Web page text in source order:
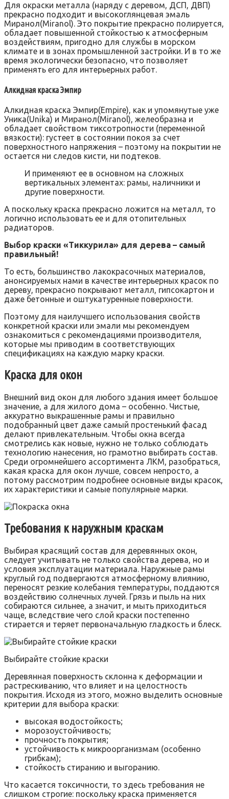
Для окраски металла (наряду с деревом, ДСП, ДВП)
прекрасно подходит и высокоглянцевая эмаль
Мирaнол(Miranol). Это покрытие прекрасно полируется,
обладает повышенной стойкостью к атмосферным
воздействиям, пригодно для службы в морском
климате и в зонах промышленной застройки. И в то же
время экологически безопасно, что позволяет
применять его для интерьерных работ.
Алкидная краска Эмпир
Алкидная краска Эмпир(Empire), как и упомянутые уже
Уника(Unika) и Миранол(Miranol), желеобразна и
обладает свойством тиксотропности (переменной
вязкости): густеет в состоянии покоя за счет
поверхностного напряжения – поэтому на покрытии не
остается ни следов кисти, ни подтеков.
И применяют ее в основном на сложных
вертикальных элементах: рамы, наличники и
другие поверхности.
А поскольку краска прекрасно ложится на металл, то
логично использовать ее и для отопительных
радиаторов.
Выбор краски «Тиккурила» для дерева – самый
правильный!
То есть, большинство лакокрасочных материалов,
анонсируемых нами в качестве интерьерных красок по
дереву, прекрасно покрывают металл, гипсокартон и
даже бетонные и оштукатуренные поверхности.
Поэтому для наилучшего использования свойств
конкретной краски или эмали мы рекомендуем
ознакомиться с рекомендациями производителя,
которые мы приводим в соответствующих
спецификациях на каждую марку краски.
Краска для окон
Внешний вид окон для любого здания имеет большое
значение, а для жилого дома – особенно. Чистые,
аккуратно выкрашенные рамы и правильно
подобранный цвет даже самый простенький фасад
делают привлекательным. Чтобы окна всегда
смотрелись как новые, нужно не только соблюдать
технологию нанесения, но грамотно выбирать состав.
Среди огромнейшего ассортимента ЛКМ, разобраться,
какая краска для окон лучше, совсем непросто, а
потому рассмотрим подробнее основные виды красок,
их характеристики и самые популярные марки.
Требования к наружным краскам
Выбирая красящий состав для деревянных окон,
следует учитывать не только свойства дерева, но и
условия эксплуатации материала. Наружные рамы
круглый год подвергаются атмосферному влиянию,
переносят резкие колебания температуры, поддаются
воздействию солнечных лучей. Грязь и пыль на них
собираются сильнее, а значит, и мыть приходиться
чаще, вследствие чего слой краски постепенно
стирается и теряет первоначальную гладкость и блеск.
Выбирайте стойкие краски
Деревянная поверхность склонна к деформации и
растрескиванию, что влияет и на целостность
покрытия. Исходя из этого, можно выделить основные
критерии для выбора краски:
высокая водостойкость;
морозоустойчивость;
прочность покрытия;
устойчивость к микроорганизмам (особенно
грибкам);
стойкость стиранию и выгоранию.
Что касается токсичности, то здесь требования не
слишком строгие: поскольку краска применяется